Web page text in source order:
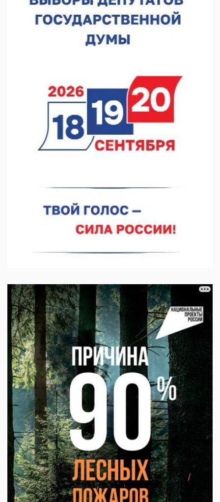
покраской телебашни
07.08.2026 11:20
В автобусах Арзамаса устанавливают терминалы оплаты
07.08.2026 11:03